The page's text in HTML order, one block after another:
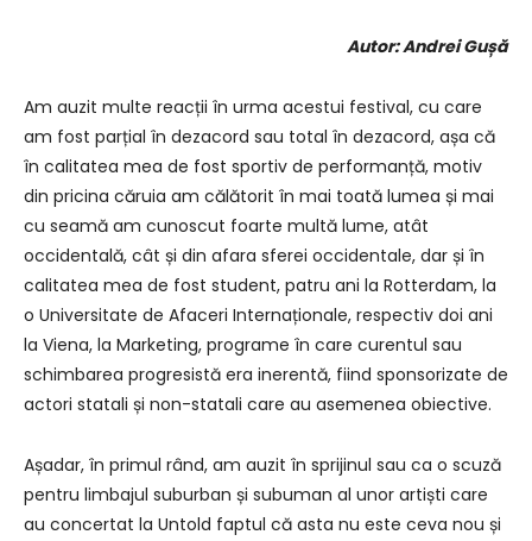
Autor: Andrei Gușă
Am auzit multe reacții în urma acestui festival, cu care
am fost parțial în dezacord sau total în dezacord, așa că
în calitatea mea de fost sportiv de performanță, motiv
din pricina căruia am călătorit în mai toată lumea și mai
cu seamă am cunoscut foarte multă lume, atât
occidentală, cât și din afara sferei occidentale, dar și în
calitatea mea de fost student, patru ani la Rotterdam, la
o Universitate de Afaceri Internaționale, respectiv doi ani
la Viena, la Marketing, programe în care curentul sau
schimbarea progresistă era inerentă, fiind sponsorizate de
actori statali și non-statali care au asemenea obiective.
Așadar, în primul rând, am auzit în sprijinul sau ca o scuză
pentru limbajul suburban și subuman al unor artiști care
au concertat la Untold faptul că asta nu este ceva nou și